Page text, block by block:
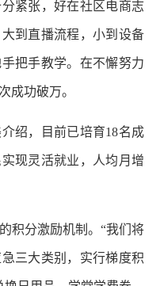
紧张，好在社区电商志
到直播流程，小到设备
把手教学。在不懈努力
成功破万。
绍，目前已培育18名成
现灵活就业，人均月增
分激励机制。“我们将
三大类别，实行梯度积